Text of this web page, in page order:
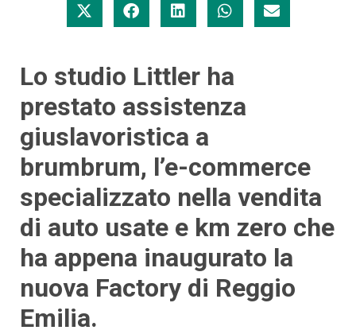
Lo studio Littler ha
prestato assistenza
giuslavoristica a
brumbrum, l’e-commerce
specializzato nella vendita
di auto usate e km zero che
ha appena inaugurato la
nuova Factory di Reggio
Emilia.